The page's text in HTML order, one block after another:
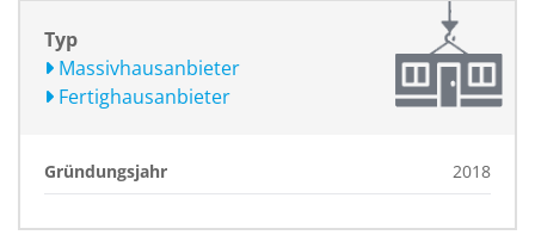
Typ
Massivhausanbieter
Fertighausanbieter
Gründungsjahr 2018